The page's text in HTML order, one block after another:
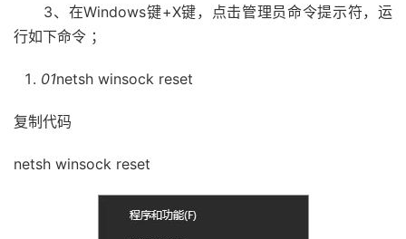
3、在Windows键+X键，点击管理员命令提示符，运
行如下命令 ；
01netsh winsock reset
复制代码
netsh winsock reset